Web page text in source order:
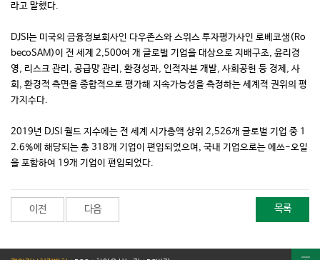
라고 말했다.
DJSI는 미국의 금융정보회사인 다우존스와 스위스 투자평가사인 로베코샘(Ro
becoSAM)이 전 세계 2,500여 개 글로벌 기업을 대상으로 지배구조, 윤리경
영, 리스크 관리, 공급망 관리, 환경성과, 인적자본 개발, 사회공헌 등 경제, 사
회, 환경적 측면을 종합적으로 평가해 지속가능성을 측정하는 세계적 권위의 평
가지수다.
2019년 DJSI 월드 지수에는 전 세계 시가총액 상위 2,526개 글로벌 기업 중 1
2.6%에 해당되는 총 318개 기업이 편입되었으며, 국내 기업으로는 에쓰-오일
을 포함하여 19개 기업이 편입되었다.
이전 다음 목록